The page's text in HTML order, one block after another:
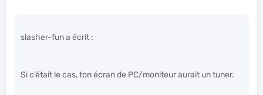
slasher-fun a écrit :
Si c’était le cas, ton écran de PC/moniteur aurait un tuner.